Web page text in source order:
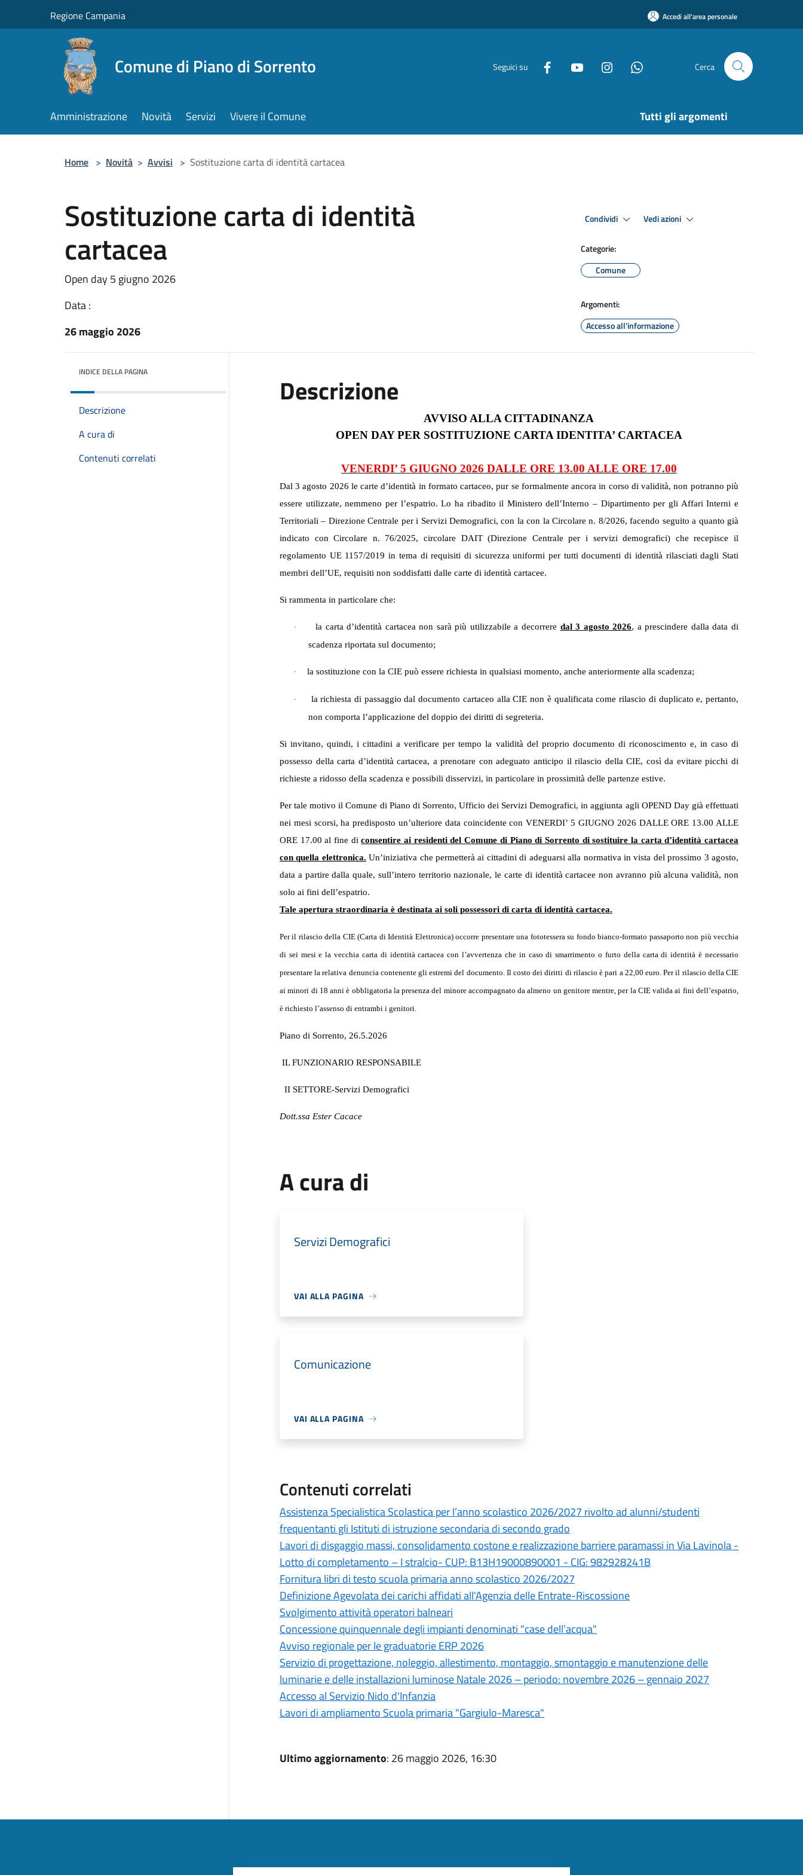
Regione Campania Accedi all'area personale
Comune di Piano di Sorrento Seguici su Cerca
Amministrazione Novità Servizi Vivere il Comune Tutti gli argomenti
Home > Novità > Avvisi > Sostituzione carta di identità cartacea
Sostituzione carta di identità
cartacea
Open day 5 giugno 2026
Data :
26 maggio 2026
Condividi Vedi azioni
Categorie:
Comune
Argomenti:
Accesso all'informazione
INDICE DELLA PAGINA
Descrizione
A cura di
Contenuti correlati
Descrizione
AVVISO ALLA CITTADINANZA
OPEN DAY PER SOSTITUZIONE CARTA IDENTITA’ CARTACEA
VENERDI’ 5 GIUGNO 2026 DALLE ORE 13.00 ALLE ORE 17.00
Dal 3 agosto 2026 le carte d’identità in formato cartaceo, pur se formalmente ancora in corso di validità, non potranno più
essere utilizzate, nemmeno per l’espatrio. Lo ha ribadito il Ministero dell’Interno – Dipartimento per gli Affari Interni e
Territoriali – Direzione Centrale per i Servizi Demografici, con la con la Circolare n. 8/2026, facendo seguito a quanto già
indicato con Circolare n. 76/2025, circolare DAIT (Direzione Centrale per i servizi demografici) che recepisce il
regolamento UE 1157/2019 in tema di requisiti di sicurezza uniformi per tutti documenti di identità rilasciati dagli Stati
membri dell’UE, requisiti non soddisfatti dalle carte di identità cartacee.
Si rammenta in particolare che:
· la carta d’identità cartacea non sarà più utilizzabile a decorrere dal 3 agosto 2026, a prescindere dalla data di
scadenza riportata sul documento;
· la sostituzione con la CIE può essere richiesta in qualsiasi momento, anche anteriormente alla scadenza;
·
la richiesta di passaggio dal documento cartaceo alla CIE non è qualificata come rilascio di duplicato e, pertanto,
non comporta l’applicazione del doppio dei diritti di segreteria.
Si invitano, quindi, i cittadini a verificare per tempo la validità del proprio documento di riconoscimento e, in caso di
possesso della carta d’identità cartacea, a prenotare con adeguato anticipo il rilascio della CIE, così da evitare picchi di
richieste a ridosso della scadenza e possibili disservizi, in particolare in prossimità delle partenze estive.
Per tale motivo il Comune di Piano di Sorrento, Ufficio dei Servizi Demografici, in aggiunta agli OPEND Day già effettuati
nei mesi scorsi, ha predisposto un’ulteriore data coincidente con VENERDI’ 5 GIUGNO 2026 DALLE ORE 13.00 ALLE
ORE 17.00 al fine diconsentire ai residenti del Comune di Piano di Sorrento di sostituire la carta d’identità cartacea
con quella elettronica. Un’iniziativa che permetterà ai cittadini di adeguarsi alla normativa in vista del prossimo 3 agosto,
data a partire dalla quale, sull’intero territorio nazionale, le carte di identità cartacee non avranno più alcuna validità, non
solo ai fini dell’espatrio.
Tale apertura straordinaria è destinata ai soli possessori di carta di identità cartacea.
Per il rilascio della CIE (Carta di Identità Elettronica) occorre presentare una fototessera su fondo bianco-formato passaporto non più vecchia
di sei mesi e la vecchia carta di identità cartacea con l’avvertenza che in caso di smarrimento o furto della carta di identità è necessario
presentare la relativa denuncia contenente gli estremi del documento. Il costo dei diritti di rilascio è pari a 22,00 euro. Per il rilascio della CIE
ai minori di 18 anni è obbligatoria la presenza del minore accompagnato da almeno un genitore mentre, per la CIE valida ai fini dell’espatrio,
è richiesto l’assenso di entrambi i genitori.
Piano di Sorrento, 26.5.2026
IL FUNZIONARIO RESPONSABILE
II SETTORE-Servizi Demografici
Dott.ssa Ester Cacace
A cura di
Servizi Demografici
VAI ALLA PAGINA
Comunicazione
VAI ALLA PAGINA
Contenuti correlati
Assistenza Specialistica Scolastica per l’anno scolastico 2026/2027 rivolto ad alunni/studenti
frequentanti gli Istituti di istruzione secondaria di secondo grado
Lavori di disgaggio massi, consolidamento costone e realizzazione barriere paramassi in Via Lavinola -
Lotto di completamento – I stralcio- CUP: B13H19000890001 - CIG: 982928241B
Fornitura libri di testo scuola primaria anno scolastico 2026/2027
Definizione Agevolata dei carichi affidati all'Agenzia delle Entrate-Riscossione
Svolgimento attività operatori balneari
Concessione quinquennale degli impianti denominati "case dell’acqua"
Avviso regionale per le graduatorie ERP 2026
Servizio di progettazione, noleggio, allestimento, montaggio, smontaggio e manutenzione delle
luminarie e delle installazioni luminose Natale 2026 – periodo: novembre 2026 – gennaio 2027
Accesso al Servizio Nido d'Infanzia
Lavori di ampliamento Scuola primaria "Gargiulo-Maresca"
Ultimo aggiornamento: 26 maggio 2026, 16:30